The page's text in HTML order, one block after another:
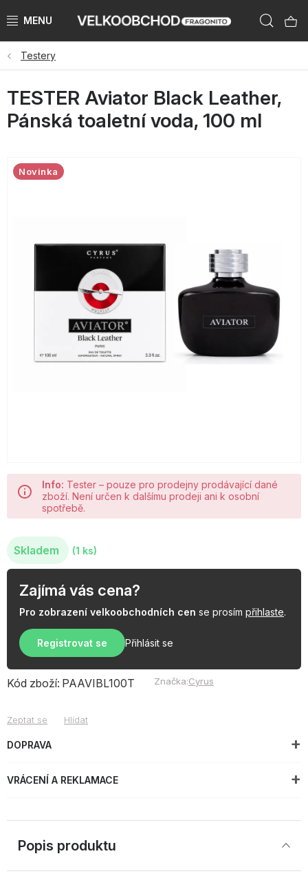
na
NAŠE ZNAČKY
PŘEDPRODEJ VÁNOCE 2026
NOVINKY 2026
KATEGORIE
OBLÍBENÉ KOLEKCE
Testery
Info: Tester – pouze pro prodejny prodávající dané
zboží. Není určen k dalšímu prodeji ani k osobní
spotřebě.
Skladem (1 ks)
Zajímá vás cena?
Pro zobrazení velkoobchodních cen se prosím přihlaste.
Registrovat se Přihlásit se
Kód zboží: PAAVIBL100T Značka:Cyrus
Zeptat se Hlídat
DOPRAVA
VRÁCENÍ A REKLAMACE
TESTER Aviator Black Leather,
Pánská toaletní voda, 100 ml
Novinka
Popis produktu